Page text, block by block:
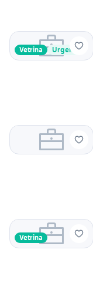
Vetrina Urgente
Vetrina